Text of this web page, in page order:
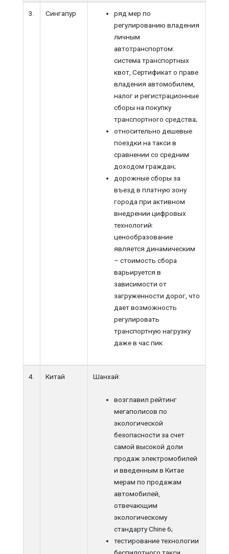
3. Сингапур
ряд мер по
регулированию владения
личным
автотранспортом:
система транспортных
квот, Сертификат о праве
владения автомобилем,
налог и регистрационные
сборы на покупку
транспортного средства;
относительно дешевые
поездки на такси в
сравнении со средним
доходом граждан;
дорожные сборы за
въезд в платную зону
города при активном
внедрении цифровых
технологий:
ценообразование
является динамическим
– стоимость сбора
варьируется в
зависимости от
загруженности дорог, что
дает возможность
регулировать
транспортную нагрузку
даже в час пик.
4. Китай Шанхай:
возглавил рейтинг
мегаполисов по
экологической
безопасности за счет
самой высокой доли
продаж электромобилей
и введенным в Китае
мерам по продажам
автомобилей,
отвечающим
экологическому
стандарту Chine 6;
тестирование технологии